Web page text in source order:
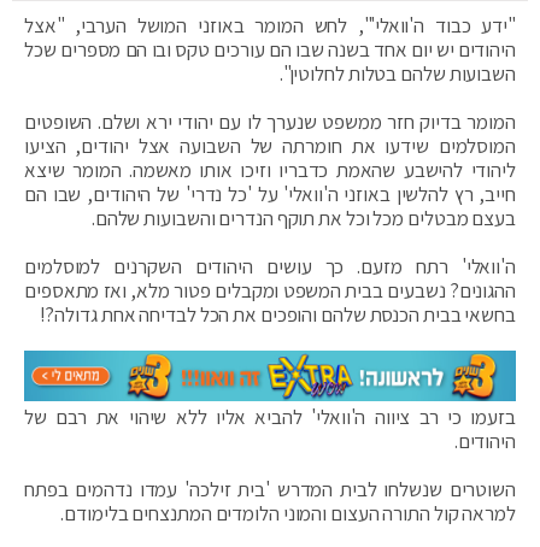
"ידע כבוד ה'וואלי'", לחש המומר באוזני המושל הערבי, "אצל
היהודים יש יום אחד בשנה שבו הם עורכים טקס ובו הם מספרים שכל
השבועות שלהם בטלות לחלוטין".
המומר בדיוק חזר ממשפט שנערך לו עם יהודי ירא ושלם. השופטים
המוסלמים שידעו את חומרתה של השבועה אצל יהודים, הציעו
ליהודי להישבע שהאמת כדבריו וזיכו אותו מאשמה. המומר שיצא
חייב, רץ להלשין באוזני ה'וואלי' על 'כל נדרי' של היהודים, שבו הם
בעצם מבטלים מכל וכל את תוקף הנדרים והשבועות שלהם.
ה'וואלי' רתח מזעם. כך עושים היהודים השקרנים למוסלמים
ההגונים? נשבעים בבית המשפט ומקבלים פטור מלא, ואז מתאספים
בחשאי בבית הכנסת שלהם והופכים את הכל לבדיחה אחת גדולה?!
בזעמו כי רב ציווה ה'וואלי' להביא אליו ללא שיהוי את רבם של
היהודים.
השוטרים שנשלחו לבית המדרש 'בית זילכה' עמדו נדהמים בפתח
למראה קול התורה העצום והמוני הלומדים המתנצחים בלימודם.